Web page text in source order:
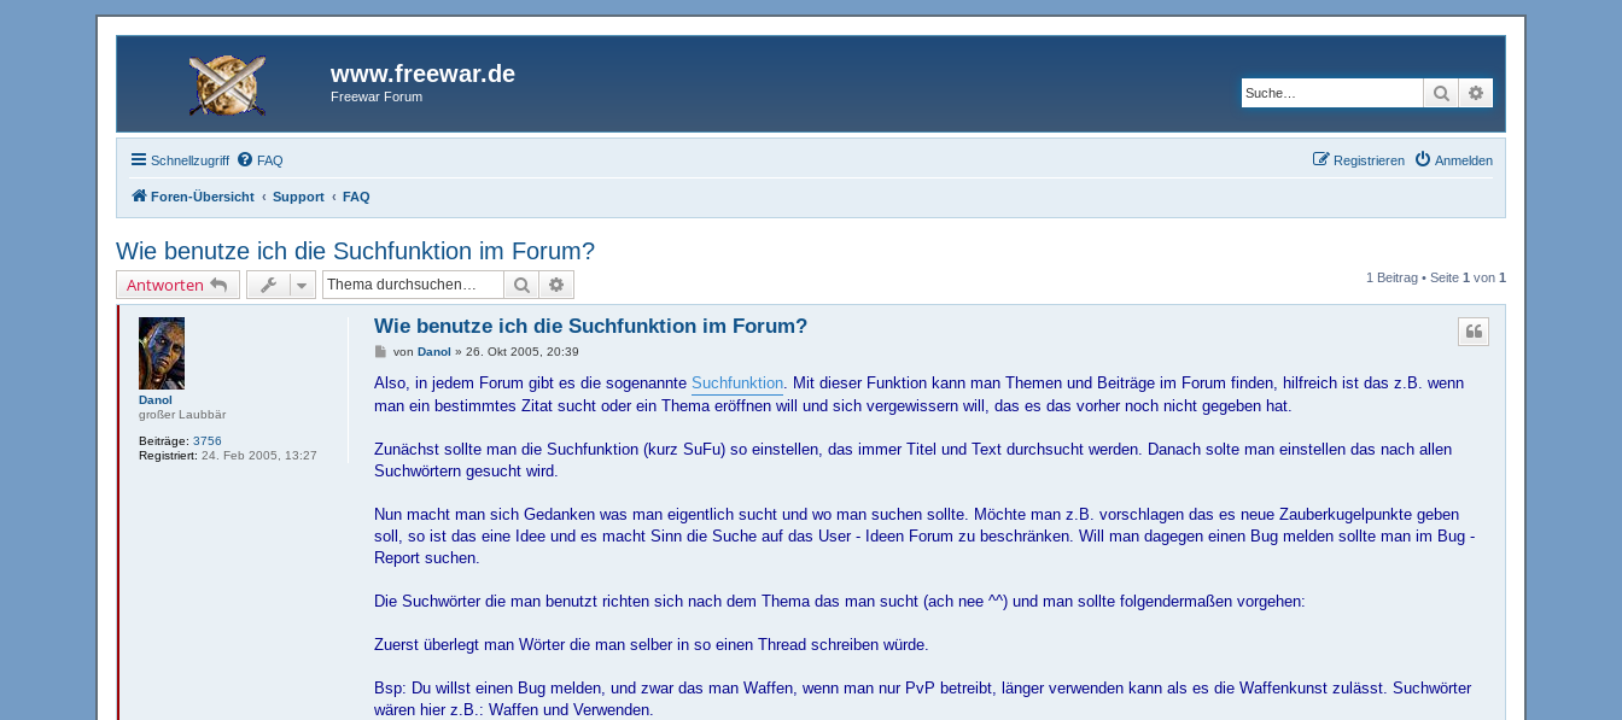
www.freewar.de
Freewar Forum Suche
Schnellzugriff FAQ Anmelden
Registrieren
Foren-Übersicht Support FAQ
Wie benutze ich die Suchfunktion im Forum?
Antworten Suche 1 Beitrag • Seite 1 von 1
Danol
großer Laubbär
Beiträge: 3756
Registriert: 24. Feb 2005, 13:27
Wie benutze ich die Suchfunktion im Forum?
B
i
r
vonDanol »26. Okt 2005, 20:39
Also, in jedem Forum gibt es die sogenannteSuchfunktion . Mit dieser Funktion kann man Themen und Beiträge im Forum finden, hilfreich ist das z.B. wenn
man ein bestimmtes Zitat sucht oder ein Thema eröffnen will und sich vergewissern will, das es das vorher noch nicht gegeben hat.
Zunächst sollte man die Suchfunktion (kurz SuFu) so einstellen, das immer Titel und Text durchsucht werden. Danach solte man einstellen das nach allen
Suchwörtern gesucht wird.
Nun macht man sich Gedanken was man eigentlich sucht und wo man suchen sollte. Möchte man z.B. vorschlagen das es neue Zauberkugelpunkte geben
soll, so ist das eine Idee und es macht Sinn die Suche auf das User - Ideen Forum zu beschränken. Will man dagegen einen Bug melden sollte man im Bug -
Report suchen.
Die Suchwörter die man benutzt richten sich nach dem Thema das man sucht (ach nee ^^) und man sollte folgendermaßen vorgehen:
Zuerst überlegt man Wörter die man selber in so einen Thread schreiben würde.
Bsp: Du willst einen Bug melden, und zwar das man Waffen, wenn man nur PvP betreibt, länger verwenden kann als es die Waffenkunst zulässt. Suchwörter
wären hier z.B.: Waffen und Verwenden.